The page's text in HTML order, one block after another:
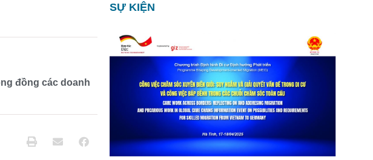
đồng các doanh
SỰ KIỆN